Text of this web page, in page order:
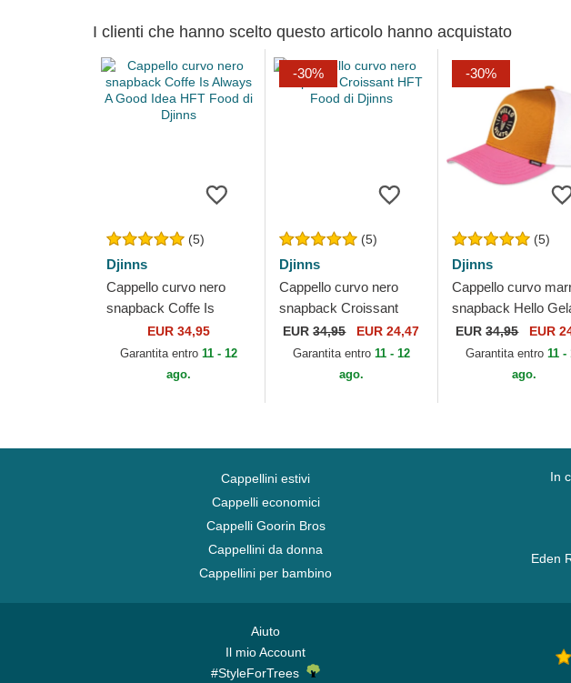
I clienti che hanno scelto questo articolo hanno acquistato
(5)
Djinns
Cappello curvo nero
snapback Coffe Is
Always A Good Idea
HFT Food di Djinns
EUR 34,95
Garantita entro 11 - 12
ago.
-30%
(5)
Djinns
Cappello curvo nero
snapback Croissant
HFT Food di Djinns
EUR34,95 EUR 24,47
Garantita entro 11 - 12
ago.
-30%
(5)
Djinns
Cappello curvo
snapback Hello
HFT Food di Djinns
EUR34,95 EUR
Garantita entro 11 -
ago.
Cappellini estivi
Cappelli economici
Cappelli Goorin Bros
Cappellini da donna
Cappellini per bambino
In
Eden
Aiuto
Il mio Account
#StyleForTrees